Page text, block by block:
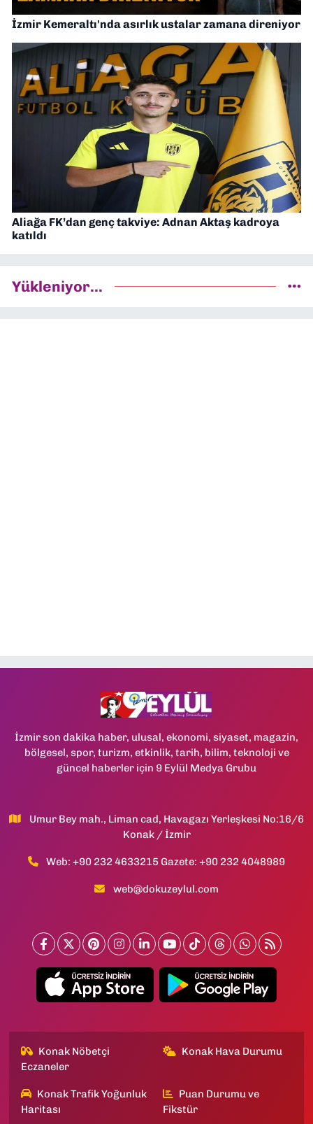
İzmir Kemeraltı'nda asırlık ustalar zamana direniyor
Aliağa FK’dan genç takviye: Adnan Aktaş kadroya
katıldı
Yükleniyor...
İzmir son dakika haber, ulusal, ekonomi, siyaset, magazin,
bölgesel, spor, turizm, etkinlik, tarih, bilim, teknoloji ve
güncel haberler için 9 Eylül Medya Grubu
Umur Bey mah., Liman cad, Havagazı Yerleşkesi No:16/6
Konak / İzmir
Web: +90 232 4633215 Gazete: +90 232 4048989
web@dokuzeylul.com
Konak Nöbetçi
Eczaneler
Konak Hava Durumu
Konak Trafik Yoğunluk
Haritası
Puan Durumu ve
Fikstür